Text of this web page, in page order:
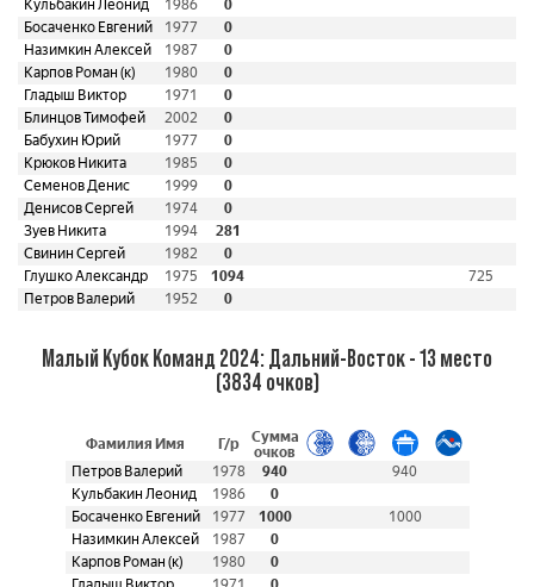
Кульбакин Леонид 1986
0
Босаченко Евгений
1977
0
Назимкин Алексей
1987
0
Карпов Роман (к)
1980
0
Гладыш Виктор
1971
0
Блинцов Тимофей
2002
0
Бабухин Юрий
1977
0
Крюков Никита
1985
0
Семенов Денис
1999
0
Денисов Сергей
1974
0
Зуев Никита
1994
281
Свинин Сергей
1982
0
Глушко Александр
1975 1094
725
Петров Валерий
1952 0
Малый Кубок Команд 2024: Дальний-Восток - 13 место
(3834 очков)
Фамилия Имя Г/р
Сумма
очков
Петров Валерий
1978 940
940
Кульбакин Леонид
1986
0
Босаченко Евгений
1977 1000
1000
Назимкин Алексей
1987
0
Карпов Роман (к)
1980
0